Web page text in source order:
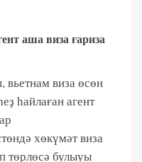
аша виза ғариза
вьетнам виза өсөн
һайлаған агент
хөкүмәт виза
төрлөсә булыуы